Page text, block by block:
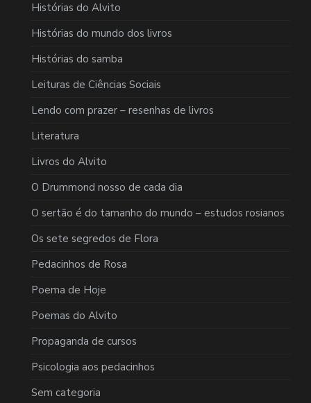
Histórias do Alvito
Histórias do mundo dos livros
Histórias do samba
Leituras de Ciências Sociais
Lendo com prazer – resenhas de livros
Literatura
Livros do Alvito
O Drummond nosso de cada dia
O sertão é do tamanho do mundo – estudos rosianos
Os sete segredos de Flora
Pedacinhos de Rosa
Poema de Hoje
Poemas do Alvito
Propaganda de cursos
Psicologia aos pedacinhos
Sem categoria